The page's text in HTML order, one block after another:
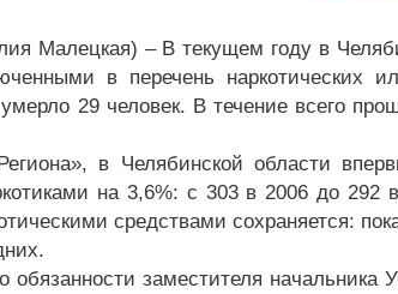
Малецкая) – В текущем году в
в перечень наркотических
29 человек. В течение всего
в Челябинской области
на 3,6%: с 303 в 2006 до 292
средствами сохраняется:
заместителя начальника